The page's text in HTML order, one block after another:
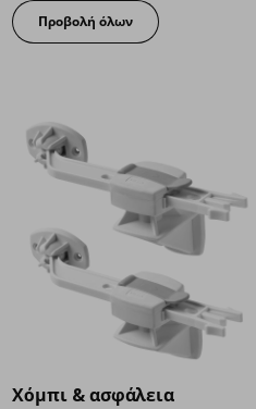
Προβολή όλων
Χόμπι & ασφάλεια